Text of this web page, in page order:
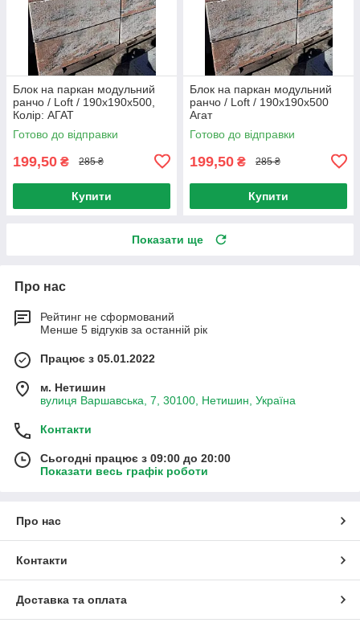
Блок на паркан модульний
ранчо / Loft / 190x190x500,
Колір: АГАТ
Готово до відправки
199,50 ₴ 285 ₴
Купити
Блок на паркан модульний
ранчо / Loft / 190х190х500
Агат
Готово до відправки
199,50 ₴ 285 ₴
Купити
Показати ще
Про нас
Рейтинг не сформований
Менше 5 відгуків за останній рік
Працює з 05.01.2022
м. Нетишин
вулиця Варшавська, 7, 30100, Нетишин, Україна
Контакти
Сьогодні працює з 09:00 до 20:00
Показати весь графік роботи
Про нас
Контакти
Доставка та оплата